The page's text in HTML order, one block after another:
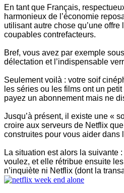
En tant que Français,
harmonieux de l’économie
utilisant autre chose qu’une
coupables contrefacteurs.
Bref, vous avez par exemple
délectation et l’indispensable
Seulement voilà : votre soif
les séries ou les films ont un
payez un abonnement mais ne
Jusqu’à présent, il existe une «
croire aux serveurs de Netflix
construites pour vous aider
La situation est alors la suivante
voulez, et elle rétribue ensuite
n’inquiète ni Netflix (dont la